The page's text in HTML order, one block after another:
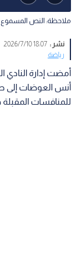
ملاحظة: النص المسموع
نشر :18:07 2026/7/10
رياضة
أمضت إدارة النادي
أنس العوضات إلى
للمنافسات المقبلة